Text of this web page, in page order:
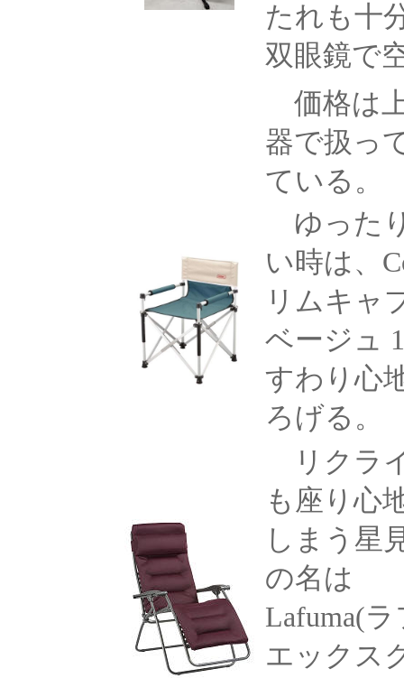
たれも十
双眼鏡で
価格は
器で扱っ
ている。
ゆった
い時は、
リムキャ
ベージュ
すわり心
ろげる。
リクラ
も座り心
しまう星
の名は
Lafuma(
エックス